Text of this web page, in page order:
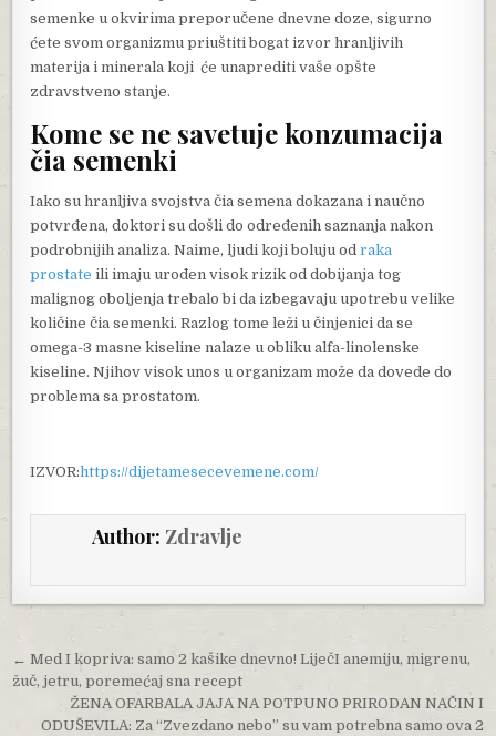
semenke u okvirima preporučene dnevne doze, sigurno
ćete svom organizmu priuštiti bogat izvor hranljivih
materija i minerala koji će unaprediti vaše opšte
zdravstveno stanje.
Kome se ne savetuje konzumacija
čia semenki
Iako su hranljiva svojstva čia semena dokazana i naučno
potvrđena, doktori su došli do određenih saznanja nakon
podrobnijih analiza. Naime, ljudi koji boluju odraka
prostate ili imaju urođen visok rizik od dobijanja tog
malignog oboljenja trebalo bi da izbegavaju upotrebu velike
količine čia semenki. Razlog tome leži u činjenici da se
omega-3 masne kiseline nalaze u obliku alfa-linolenske
kiseline. Njihov visok unos u organizam može da dovede do
problema sa prostatom.
IZVOR:https://dijetamesecevemene.com/
Author: Zdravlje
Post navigation
← Med I kopriva: samo 2 kašike dnevno! LiječI anemiju, migrenu,
žuč, jetru, poremećaj sna recept
ŽENA OFARBALA JAJA NA POTPUNO PRIRODAN NAČIN I
ODUŠEVILA: Za “Zvezdano nebo” su vam potrebna samo ova 2